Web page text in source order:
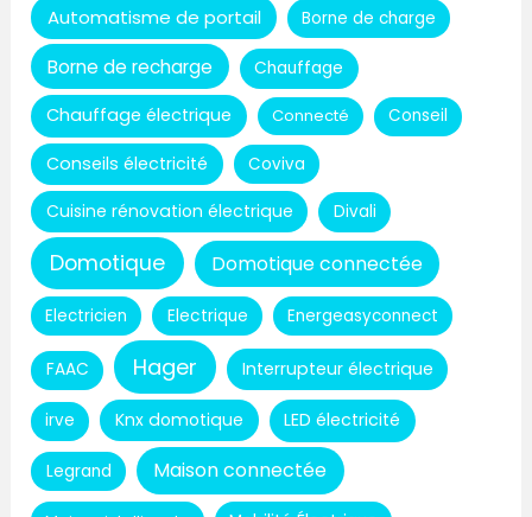
Automatisme de portail Borne de charge
Borne de recharge Chauffage
Chauffage électrique Connecté Conseil
Conseils électricité Coviva
Cuisine rénovation électrique Divali
Domotique Domotique connectée
Electricien Electrique Energeasyconnect
FAAC Hager Interrupteur électrique
irve Knx domotique LED électricité
Legrand Maison connectée